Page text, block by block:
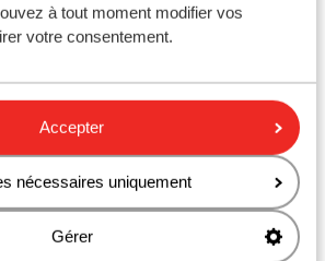
à tout moment modifier vos
votre consentement.
Accepter
nécessaires uniquement
Gérer
Sands
Gaviotas
Royal Level - réservé aux